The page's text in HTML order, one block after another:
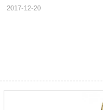
2017-12-20